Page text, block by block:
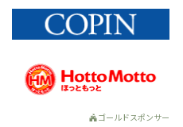
ゴールドスポンサー